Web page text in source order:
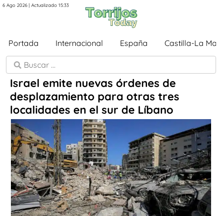
6 Ago 2026 | Actualizado 15:33
Portada Internacional España Castilla-La
Israel emite nuevas órdenes de
desplazamiento para otras tres
localidades en el sur de Líbano